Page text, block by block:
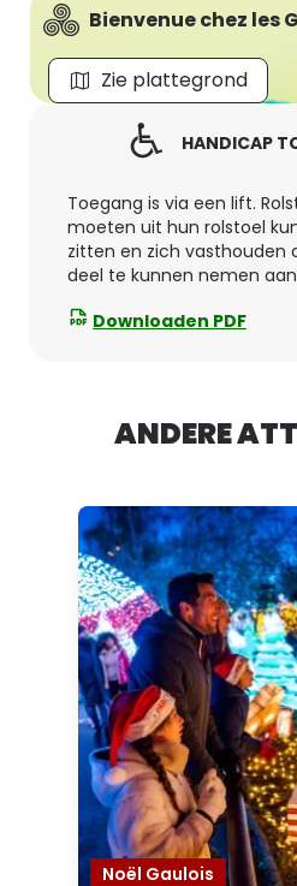
Bienvenue chez les
Zie plattegrond
HANDICAP
Toegang is via een lift.
moeten uit hun rolstoel
zitten en zich vasthouden
deel te kunnen nemen
Downloaden PDF
ANDERE
Noël Gaulois